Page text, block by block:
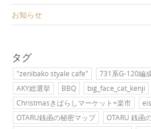
お知らせ
タグ
"zenibako styale cafe" 731系G-120編
AKY総選挙
BBQ
big_face_cat_kenji
Christmasきばらしマーケット+楽市
OTARU銭函の秘密マップ
OTARU 銭函